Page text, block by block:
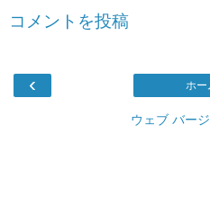
コメントを投稿
‹ ホー
ウェブ バー